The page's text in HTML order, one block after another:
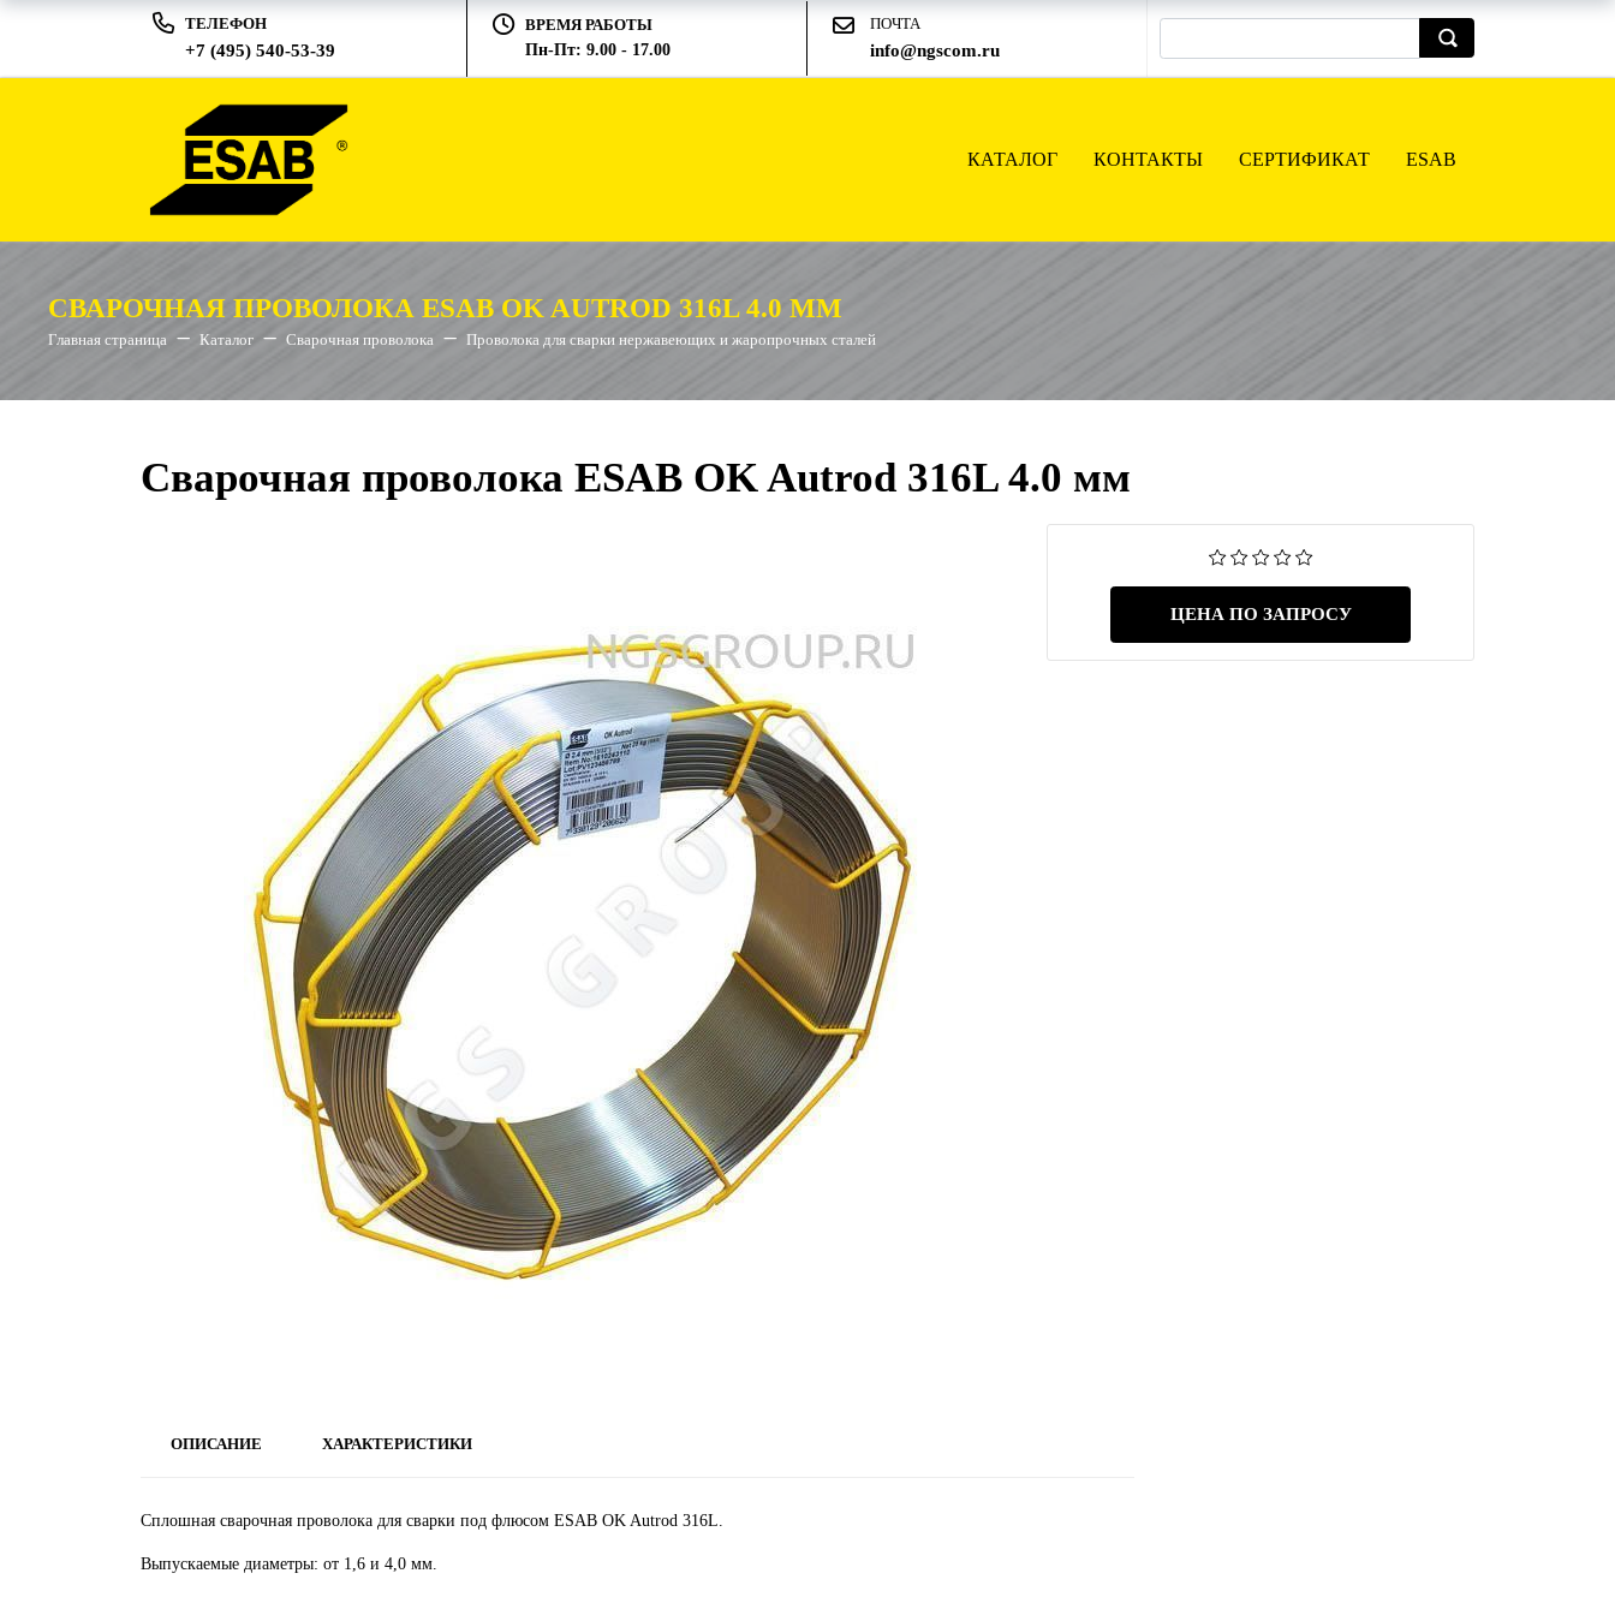
ТЕЛЕФОН
+7 (495) 540-53-39
ВРЕМЯ РАБОТЫ
Пн-Пт: 9.00 - 17.00
ПОЧТА
info@ngscom.ru
КАТАЛОГ КОНТАКТЫ СЕРТИФИКАТ ESAB
СВАРОЧНАЯ ПРОВОЛОКА ESAB OK AUTROD 316L 4.0 ММ
Главная страница Каталог Сварочная проволока Проволока для сварки нержавеющих и жаропрочных сталей
Сварочная проволока ESAB OK Autrod 316L 4.0 мм
ЦЕНА ПО ЗАПРОСУ
ОПИСАНИЕ ХАРАКТЕРИСТИКИ
Сплошная сварочная проволока для сварки под флюсом ESAB OK Autrod 316L.
Выпускаемые диаметры: от 1,6 и 4,0 мм.